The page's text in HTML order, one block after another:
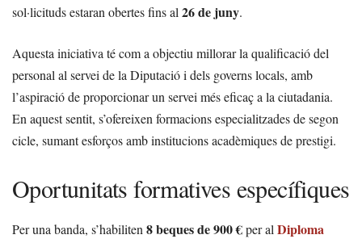
sol·licituds estaran obertes fins al 26 de juny.
Aquesta iniciativa té com a objectiu millorar la qualificació del
personal al servei de la Diputació i dels governs locals, amb
l’aspiració de proporcionar un servei més eficaç a la ciutadania.
En aquest sentit, s’ofereixen formacions especialitzades de segon
cicle, sumant esforços amb institucions acadèmiques de prestigi.
Oportunitats formatives específiques
Per una banda, s’habiliten 8 beques de 900 €per al Diploma